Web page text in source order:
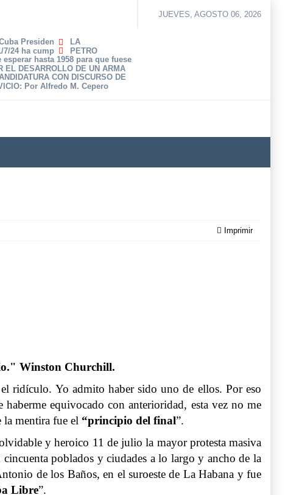
Presiden
LA
24 ha cump
PETRO
esperar hasta 1958 para que fuese
EL DESARROLLO DE UN ARMA
CON DISCURSO DE
: Por Alfredo M. Cepero
JUEVES, AGOSTO 06, 2026
Imprimir
Winston Churchill.
ridículo. Yo admito haber sido uno de ellos. Por eso
equivocado con anterioridad, esta vez no me
mentira fue el “principio del final”.
y heroico 11 de julio la mayor protesta masiva
cincuenta poblados y ciudades a lo largo y ancho de la
de los Baños, en el suroeste de La Habana y fue
Libre”.